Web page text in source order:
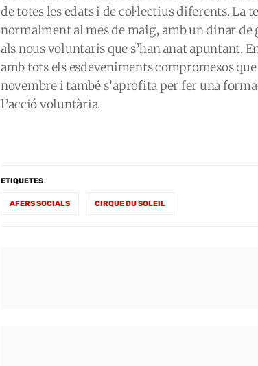
de totes les edats i de col·lectius diferents. La
normalment al mes de maig, amb un dinar
als nous voluntaris que s’han anat apuntant.
amb tots els esdeveniments compromesos
novembre i també s’aprofita per fer una
l’acció voluntària.
ETIQUETES
AFERS SOCIALS CIRQUE DU SOLEIL